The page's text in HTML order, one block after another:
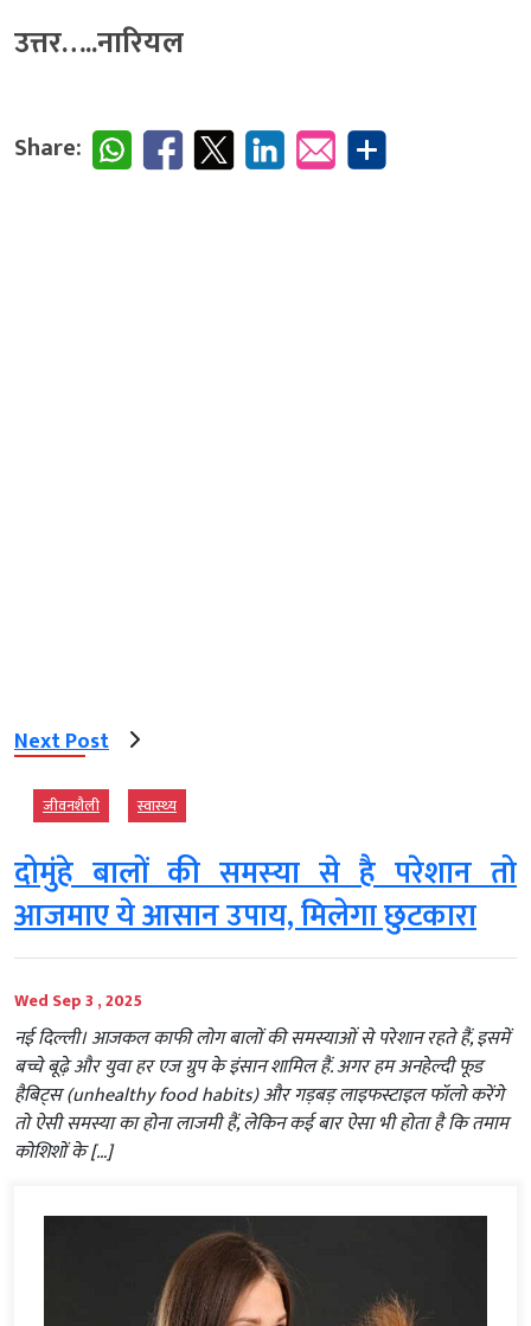
उत्तर…..नारियल
Share:
Next Post
जीवनशैली स्‍वास्‍थ्‍य
दोमुंहे बालों की समस्‍या से है परेशान तो
आजमाए ये आसान उपाय, मिलेगा छुटकारा
Wed Sep 3 , 2025
नई दिल्‍ली। आजकल काफी लोग बालों की समस्याओं से परेशान रहते हैं, इसमें
बच्चे बूढ़े और युवा हर एज ग्रुप के इंसान शामिल हैं. अगर हम अनहेल्दी फूड
हैबिट्स (unhealthy food habits) और गड़बड़ लाइफस्टाइल फॉलो करेंगे
तो ऐसी समस्या का होना लाजमी हैं, लेकिन कई बार ऐसा भी होता है कि तमाम
कोशिशों के […]